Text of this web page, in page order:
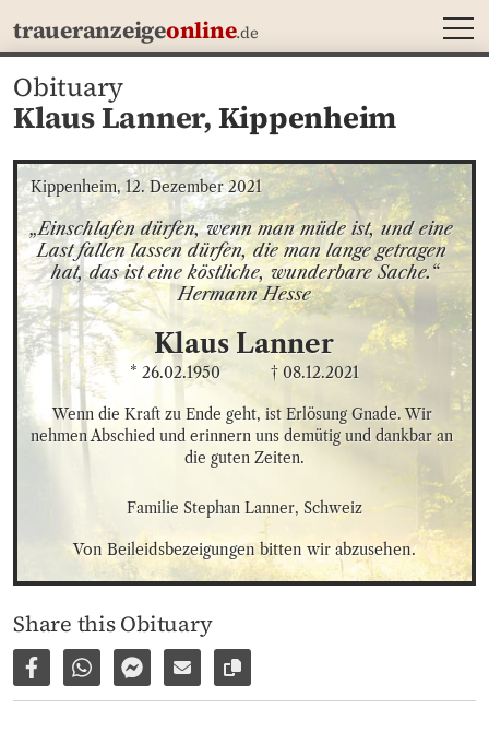
traueranzeigeonline.de
Obituary
Klaus Lanner,Kippenheim
Kippenheim, 12. Dezember 2021
„Einschlafen dürfen, wenn man müde ist, und eine
Last fallen lassen dürfen, die man lange getragen
hat, das ist eine köstliche, wunderbare Sache.“
Hermann Hesse
Klaus Lanner
* 26.02.1950 † 08.12.2021
Wenn die Kraft zu Ende geht, ist Erlösung Gnade. Wir
nehmen Abschied und erinnern uns demütig und dankbar an
die guten Zeiten.
Familie Stephan Lanner, Schweiz
Von Beileidsbezeigungen bitten wir abzusehen.
Share this Obituary
Share on Facebook
Share via WhatsApp
Share via Facebook Messenger
Share via E-Mail
Copy link to page